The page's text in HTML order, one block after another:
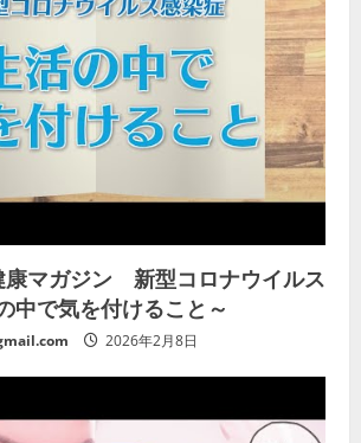
康マガジン 新型コロナウイルス
中で気を付けること～
2026年2月8日